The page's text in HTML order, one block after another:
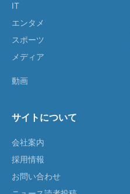
IT
エンタメ
スポーツ
メディア
動画
サイトについて
会社案内
採用情報
お問い合わせ